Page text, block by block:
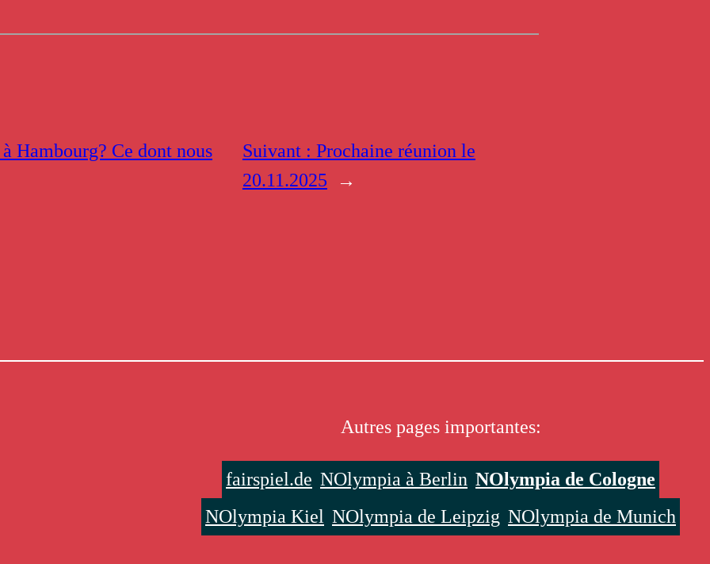
Hambourg? Ce dont nous
Suivant : Prochaine réunion le
20.11.2025
→
Autres pages importantes:
fairspiel.de NOlympia à Berlin NOlympia de Cologne
NOlympia Kiel NOlympia de Leipzig NOlympia de Munich